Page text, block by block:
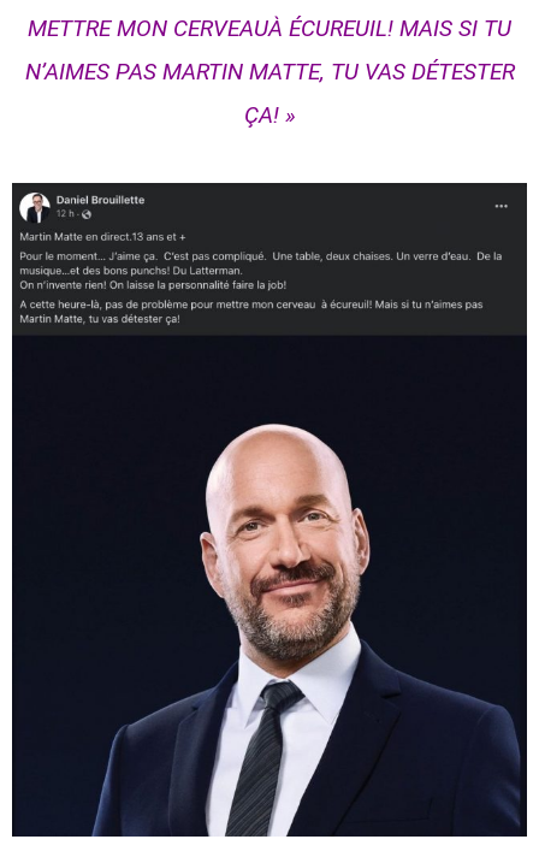
METTRE MON CERVEAUÀ ÉCUREUIL! MAIS SI TU
N’AIMES PAS MARTIN MATTE, TU VAS DÉTESTER
ÇA! »